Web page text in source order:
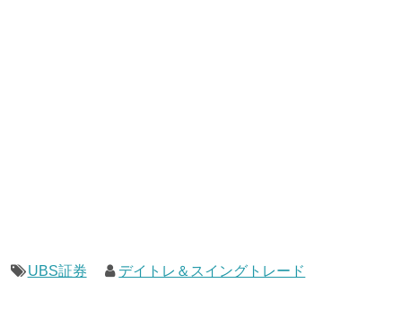
UBS証券 デイトレ＆スイングトレード